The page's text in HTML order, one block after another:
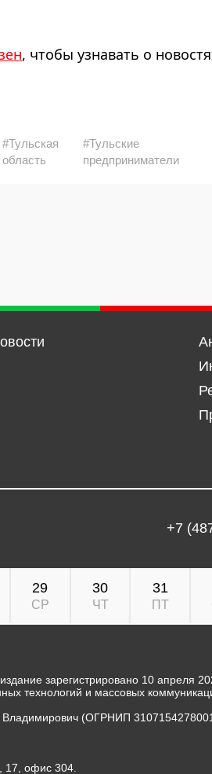
, чтобы узнавать о
#Тульская
область
#Тульские
предприниматели
+7
29
СР
30
ЧТ
31
ПТ
зарегистрировано 10 апреля
технологий и массовых
(ОГРНИП
17, офис 304.